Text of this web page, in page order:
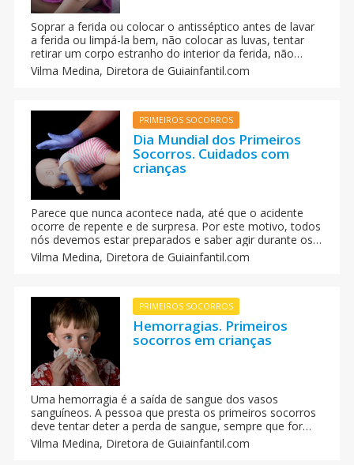
Soprar a ferida ou colocar o antisséptico antes de lavar
a ferida ou limpá-la bem, não colocar as luvas, tentar
retirar um corpo estranho do interior da ferida, não
procurar um hospital a tempo para suturar a ferida ou
tapá-la com um curativo e deixá-la sem vigilância diária
Vilma Medina, Diretora de Guiainfantil.com
PRIMEIROS SOCORROS
Dia Mundial dos Primeiros
Socorros. Cuidados com
crianças
Parece que nunca acontece nada, até que o acidente
ocorre de repente e de surpresa. Por este motivo, todos
nós devemos estar preparados e saber agir durante os
primeiros minutos até que o socorro médico chegue.
Algumas simples e eficazes ações, em muitos casos,
Vilma Medina, Diretora de Guiainfantil.com
PRIMEIROS SOCORROS
Hemorragias. Primeiros
socorros em crianças
Uma hemorragia é a saída de sangue dos vasos
sanguíneos. A pessoa que presta os primeiros socorros
deve tentar deter a perda de sangue, sempre que for
possível. A gente dá algumas orientações fornecidas
pela Cruz Vermelha Espanhola.
Vilma Medina, Diretora de Guiainfantil.com